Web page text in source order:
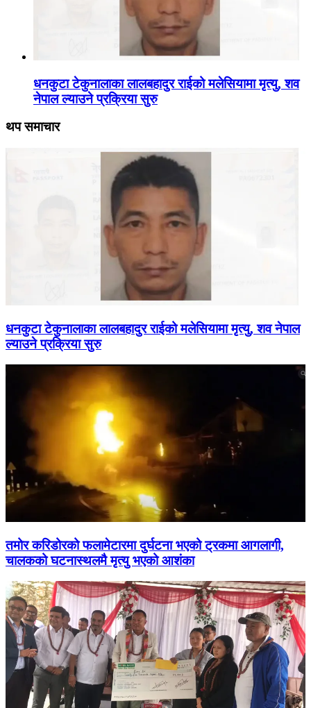
धनकुटा टेकुनालाका लालबहादुर राईको मलेसियामा मृत्यु, शव
नेपाल ल्याउने प्रक्रिया सुरु
थप समाचार
धनकुटा टेकुनालाका लालबहादुर राईको मलेसियामा मृत्यु, शव नेपाल
ल्याउने प्रक्रिया सुरु
तमोर करिडोरको फलामेटारमा दुर्घटना भएको ट्रकमा आगलागी,
चालकको घटनास्थलमै मृत्यु भएको आशंका